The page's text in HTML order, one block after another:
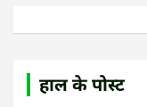
हाल के पोस्ट